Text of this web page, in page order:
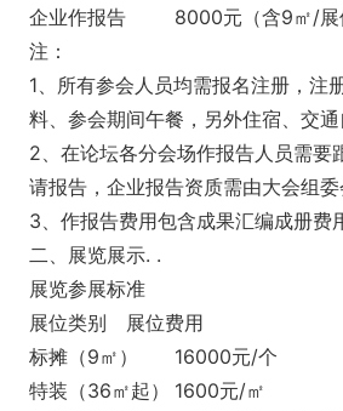
企业作报告
8000元（含9㎡/展
注：
1、所有参会人员均需报名注册，注
料、参会期间午餐，另外住宿、交通
2、在论坛各分会场作报告人员需要
请报告，企业报告资质需由大会组委
3、作报告费用包含成果汇编成册费
二、展览展示. .
展览参展标准
展位类别
展位费用
标摊（9㎡）
16000元/个
特装（36㎡起）
1600元/㎡